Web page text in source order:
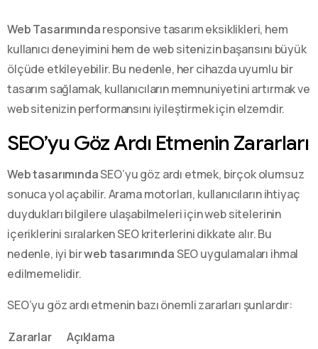
Web Tasarımındaresponsive tasarım eksiklikleri, hem
kullanıcı deneyimini hem de web sitenizin başarısını büyük
ölçüde etkileyebilir. Bu nedenle, her cihazda uyumlu bir
tasarım sağlamak, kullanıcıların memnuniyetini artırmak ve
web sitenizin performansını iyileştirmek için elzemdir.
SEO’yu Göz Ardı Etmenin Zararları
Web tasarımındaSEO’yu göz ardı etmek, birçok olumsuz
sonuca yol açabilir. Arama motorları, kullanıcıların ihtiyaç
duydukları bilgilere ulaşabilmeleri için web sitelerinin
içeriklerini sıralarken SEO kriterlerini dikkate alır. Bu
nedenle, iyi birweb tasarımındaSEO uygulamaları ihmal
edilmemelidir.
SEO’yu göz ardı etmenin bazı önemli zararları şunlardır:
Zararlar
Açıklama